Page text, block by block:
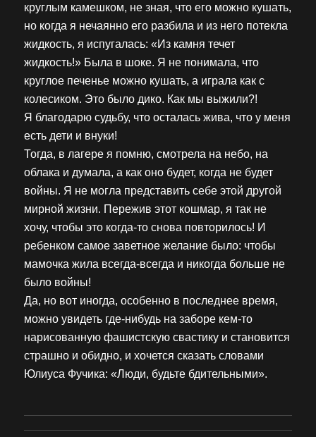
круглым камешком, не зная, что его можно кушать,
но когда я нечаянно его разбила и из него потекла
жидкость, я испугалась: «Из камня течет
жидкость!» Была в шоке. Я не понимала, что
круглое печенье можно кушать, а играла как с
колесиком. Это было дико. Как мы выжили?!
Я благодарю судьбу, что осталась жива, что у меня
есть дети и внуки!
Тогда, в лагере я помню, смотрела на небо, на
облака и думала, а как оно будет, когда не будет
войны. Я не могла представить себе этой другой
мирной жизни. Пережив этот кошмар, я так не
хочу, чтобы это когда-то снова повторилось! И
ребенком самое заветное желание было: чтобы
мамочка жила всегда-всегда и никогда больше не
было войны!
Да, но вот иногда, особенно в последнее время,
можно увидеть где-нибудь на заборе кем-то
нарисованную фашистскую свастику и становится
страшно и обидно, и хочется сказать словами
Юлиуса Фучика: «Люди, будьте бдительными».